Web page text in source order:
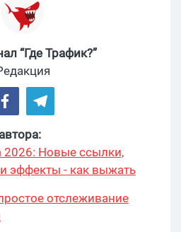
“Где Трафик?”
2026: Новые ссылки,
эффекты - как выжать
отслеживание